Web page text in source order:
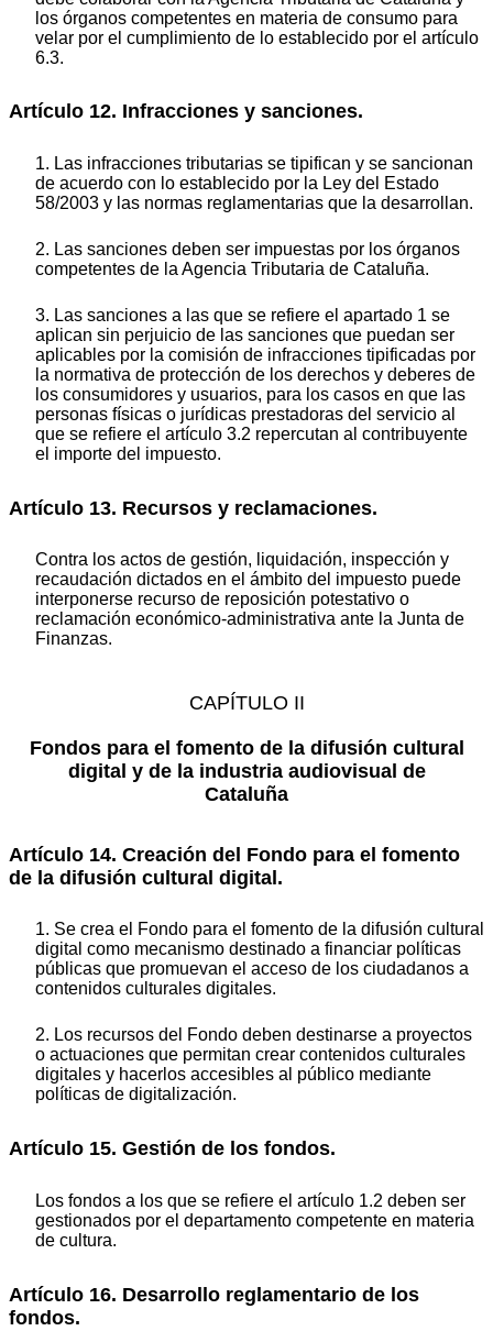
los órganos competentes en materia de consumo para
velar por el cumplimiento de lo establecido por el artículo
6.3.
Artículo 12. Infracciones y sanciones.
1. Las infracciones tributarias se tipifican y se sancionan
de acuerdo con lo establecido por la Ley del Estado
58/2003 y las normas reglamentarias que la desarrollan.
2. Las sanciones deben ser impuestas por los órganos
competentes de la Agencia Tributaria de Cataluña.
3. Las sanciones a las que se refiere el apartado 1 se
aplican sin perjuicio de las sanciones que puedan ser
aplicables por la comisión de infracciones tipificadas por
la normativa de protección de los derechos y deberes de
los consumidores y usuarios, para los casos en que las
personas físicas o jurídicas prestadoras del servicio al
que se refiere el artículo 3.2 repercutan al contribuyente
el importe del impuesto.
Artículo 13. Recursos y reclamaciones.
Contra los actos de gestión, liquidación, inspección y
recaudación dictados en el ámbito del impuesto puede
interponerse recurso de reposición potestativo o
reclamación económico-administrativa ante la Junta de
Finanzas.
CAPÍTULO II
Fondos para el fomento de la difusión cultural
digital y de la industria audiovisual de
Cataluña
Artículo 14. Creación del Fondo para el fomento
de la difusión cultural digital.
1. Se crea el Fondo para el fomento de la difusión cultural
digital como mecanismo destinado a financiar políticas
públicas que promuevan el acceso de los ciudadanos a
contenidos culturales digitales.
2. Los recursos del Fondo deben destinarse a proyectos
o actuaciones que permitan crear contenidos culturales
digitales y hacerlos accesibles al público mediante
políticas de digitalización.
Artículo 15. Gestión de los fondos.
Los fondos a los que se refiere el artículo 1.2 deben ser
gestionados por el departamento competente en materia
de cultura.
Artículo 16. Desarrollo reglamentario de los
fondos.